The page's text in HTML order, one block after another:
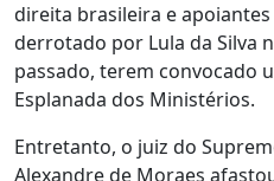
direita brasileira e
derrotado por Lula da Silva
passado, terem convocado
Esplanada dos Ministérios.
Entretanto, o juiz do
Alexandre de Moraes